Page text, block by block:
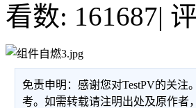
看数: 161687|
免责申明：感谢您对TestPV的关
考。如需转载请注明出处及原作者